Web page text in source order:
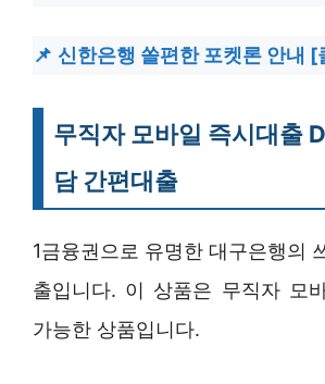
신한은행 쏠편한 포켓론 안내 [
무직자 모바일 즉시대출
담 간편대출
1금융권으로 유명한 대구은행의
출입니다. 이 상품은 무직자 모
가능한 상품입니다.